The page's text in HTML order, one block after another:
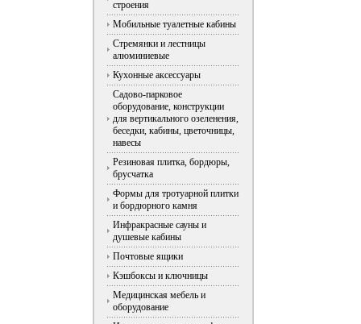
строения
Мобильные туалетные кабины
Стремянки и лестницы
алюминиевые
Кухонные аксессуары
Садово-парковое
оборудование, конструкции
для вертикального озеленения,
беседки, кабины, цветочницы,
навесы
Резиновая плитка, бордюры,
брусчатка
Формы для тротуарной плитки
и бордюрного камня
Инфракрасные сауны и
душевые кабины
Почтовые ящики
Кэшбоксы и ключницы
Медицинская мебель и
оборудование